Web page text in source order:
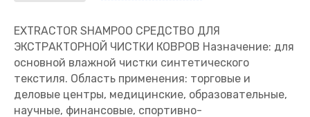
EXTRACTOR SHAMPOO СРЕДСТВО ДЛЯ
ЭКСТРАКТОРНОЙ ЧИСТКИ КОВРОВ Назначение: для
основной влажной чистки синтетического
текстиля. Область применения: торговые и
деловые центры, медицинские, образовательные,
научные, финансовые, спортивно-